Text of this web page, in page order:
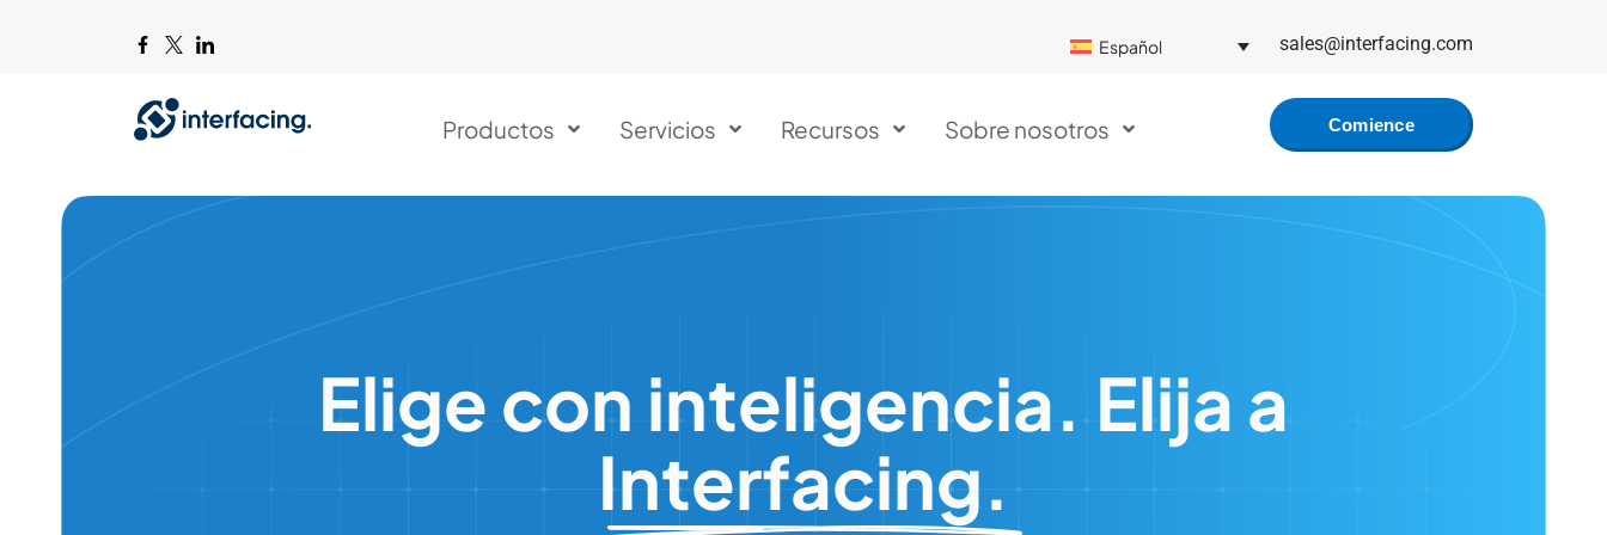
Español sales@interfacing.com
Productos Servicios Recursos Sobre nosotros Comience
Elige con inteligencia. Elija a
Interfacing.